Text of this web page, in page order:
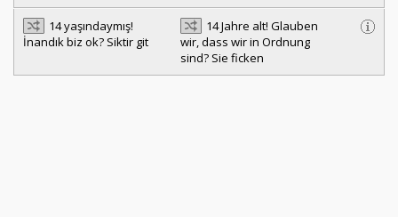
14 yaşındaymış!
İnandık biz ok? Siktir git
14 Jahre alt! Glauben
wir, dass wir in Ordnung
sind? Sie ficken